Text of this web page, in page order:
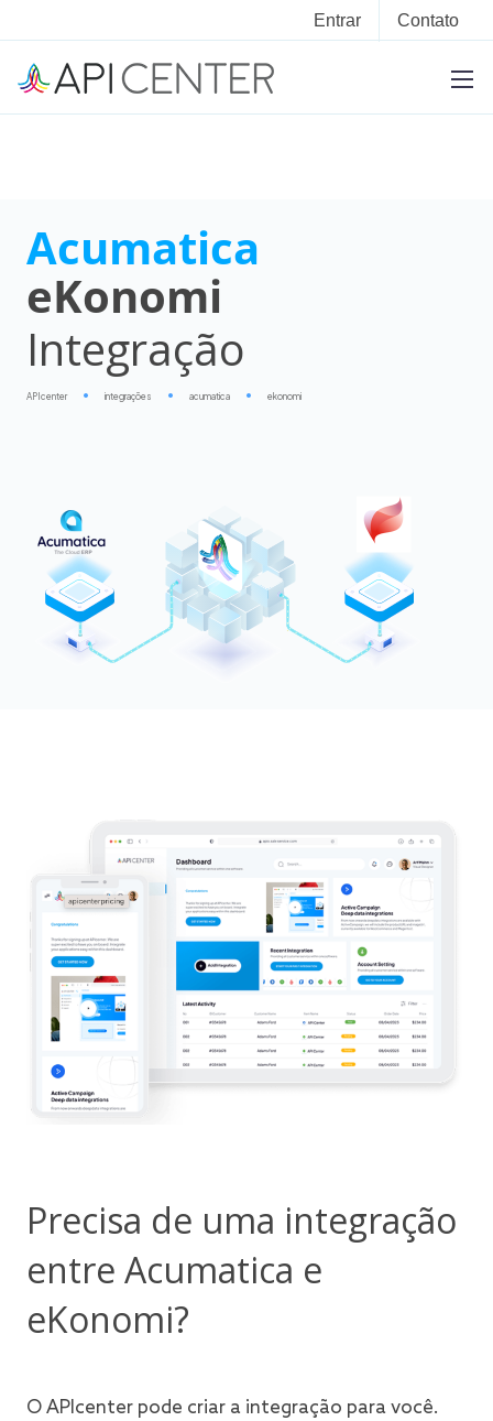
Entrar Contato
Acumatica
eKonomi
Integração
APIcenter integrações acumatica ekonomi
Precisa de uma integração
entre Acumatica e
eKonomi?
O APIcenter pode criar a integração para você.